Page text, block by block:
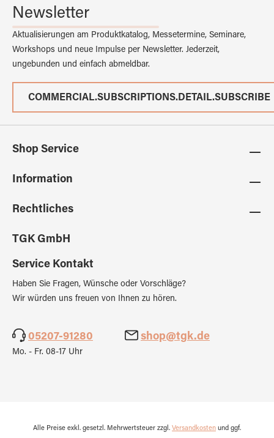
Newsletter
Aktualisierungen am Produktkatalog, Messetermine, Seminare,
Workshops und neue Impulse per Newsletter. Jederzeit,
ungebunden und einfach abmeldbar.
COMMERCIAL.SUBSCRIPTIONS.DETAIL.SUBSCRIBE
Shop Service
Information
Rechtliches
TGK GmbH
Service Kontakt
Haben Sie Fragen, Wünsche oder Vorschläge?
Wir würden uns freuen von Ihnen zu hören.
05207-91280 shop@tgk.de
Mo. - Fr. 08-17 Uhr
Alle Preise exkl. gesetzl. Mehrwertsteuer zzgl. Versandkosten und ggf.